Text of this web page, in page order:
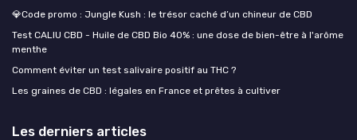
💎Code promo : Jungle Kush : le trésor caché d’un chineur de CBD
Test CALIU CBD - Huile de CBD Bio 40% : une dose de bien-être à l'arôme
menthe
Comment éviter un test salivaire positif au THC ?
Les graines de CBD : légales en France et prêtes à cultiver
Les derniers articles